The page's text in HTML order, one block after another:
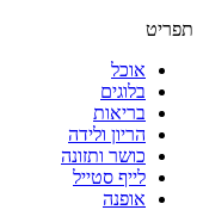
תפריט
אוכל
בלוגים
בריאות
הריון ולידה
כושר ותזונה
לייף סטייל
אופנה